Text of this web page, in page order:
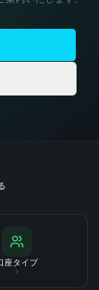
座タイプ